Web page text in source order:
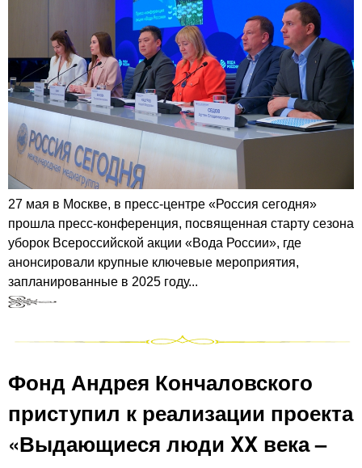
27 мая в Москве, в пресс-центре «Россия сегодня»
прошла пресс-конференция, посвященная старту сезона
уборок Всероссийской акции «Вода России», где
анонсировали крупные ключевые мероприятия,
запланированные в 2025 году...
Фонд Андрея Кончаловского
приступил к реализации проекта
«Выдающиеся люди XX века –